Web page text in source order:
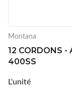
Montana
12 CORDONS -
400SS
L'unité